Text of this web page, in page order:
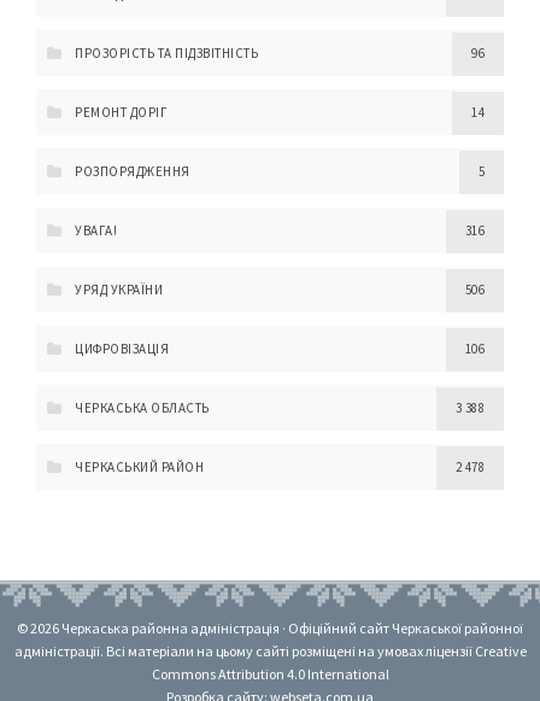
ПРОЗОРІСТЬ ТА ПІДЗВІТНІСТЬ 96
РЕМОНТ ДОРІГ 14
РОЗПОРЯДЖЕННЯ 5
УВАГА! 316
УРЯД УКРАЇНИ 506
ЦИФРОВІЗАЦІЯ 106
ЧЕРКАСЬКА ОБЛАСТЬ 3 388
ЧЕРКАСЬКИЙ РАЙОН 2 478
© 2026 Черкаська районна адміністрація · Офіційний сайт Черкаської районної
адміністрації. Всі матеріали на цьому сайті розміщені на умовах ліцензії Creative
Commons Attribution 4.0 International
Розробка сайту: webseta.com.ua